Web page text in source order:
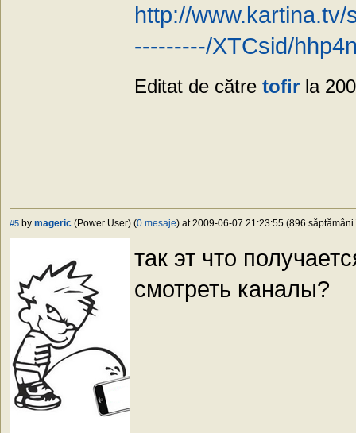
http://
---------/XTCsid/
Editat de către tofir la
#5 by mageric (Power User) (0 mesaje) at 2009-06-07 21:23:55 (896 săptămâni
так эт что
смотреть каналы?